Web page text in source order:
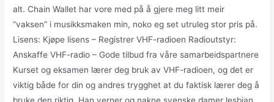
alt. Chain Wallet har vore med på å gjere meg litt meir
“vaksen” i musikksmaken min, noko eg set utruleg stor pris på.
Lisens: Kjøpe lisens – Registrer VHF-radioen Radioutstyr:
Anskaffe VHF-radio – Gode tilbud fra våre samarbeidspartnere
Kurset og eksamen lærer deg bruk av VHF-radioen, og det er
viktig både for din og andres trygghet at du faktisk lærer deg å